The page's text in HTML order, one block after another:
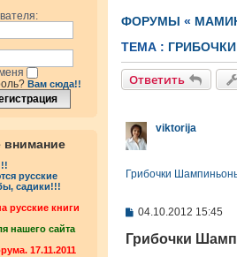
Вам сюда!!
внимание
русские
садики!!!
русские книги
нашего сайта
17.11.2011
ФОРУМЫ «
ТЕМА :
Ответить
viktorija
Грибочки
С
о
б
04.10.2012 15:45
Грибочки